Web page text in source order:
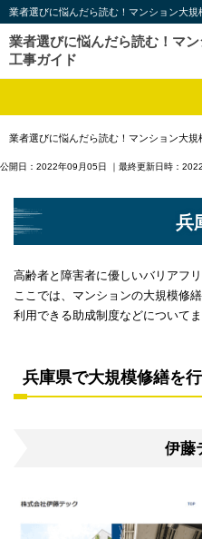
業者選びに悩んだら読む！マンション大規
業者選びに悩んだら読む！マ
工事ガイド
業者選びに悩んだら読む！マンション大規
公開日：2022年09月05日 ｜最終更新日時：
兵
高齢者と障害者に優しいバリアフ
ここでは、マンションの大規模修
利用できる助成制度などについてま
兵庫県で大規模修繕を
伊藤